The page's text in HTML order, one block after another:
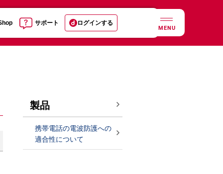
サポート ログインする
MENU
製品
携帯電話の電波防護への
適合性について